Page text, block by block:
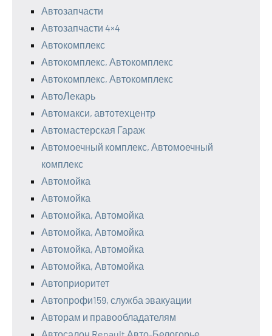
Автозапчасти
Автозапчасти 4×4
Автокомплекс
Автокомплекс, Автокомплекс
Автокомплекс, Автокомплекс
АвтоЛекарь
Автомакси, автотехцентр
Автомастерская Гараж
Автомоечный комплекс, Автомоечный
комплекс
Автомойка
Автомойка
Автомойка, Автомойка
Автомойка, Автомойка
Автомойка, Автомойка
Автомойка, Автомойка
Автоприоритет
Автопрофи159, служба эвакуации
Авторам и правообладателям